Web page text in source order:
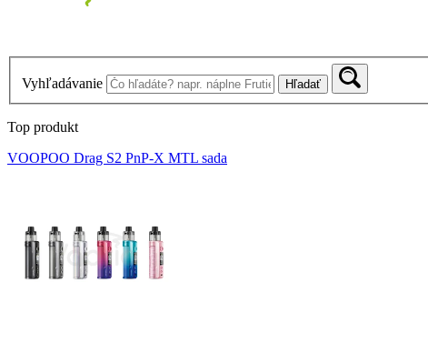
Vyhľadávanie Hľadať
Top produkt
VOOPOO Drag S2 PnP-X MTL sada